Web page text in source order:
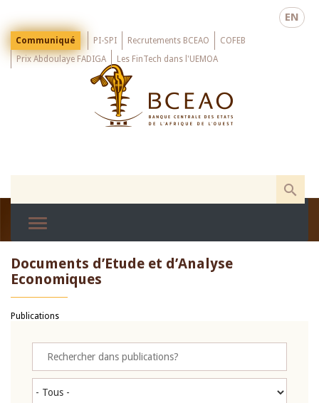
main
EN
Menu
Top
Communiqué PI-SPI Recrutements BCEAO
COFEB
Prix Abdoulaye FADIGA
Les FinTech dans l'UEMOA
Documents d’Etude et d’Analyse
Economiques
Publications